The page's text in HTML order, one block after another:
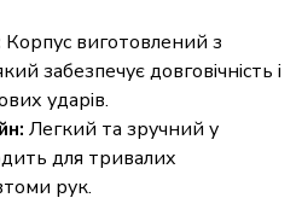
Корпус виготовлений з
забезпечує довговічність і
ударів.
Легкий та зручний у
для тривалих
рук.